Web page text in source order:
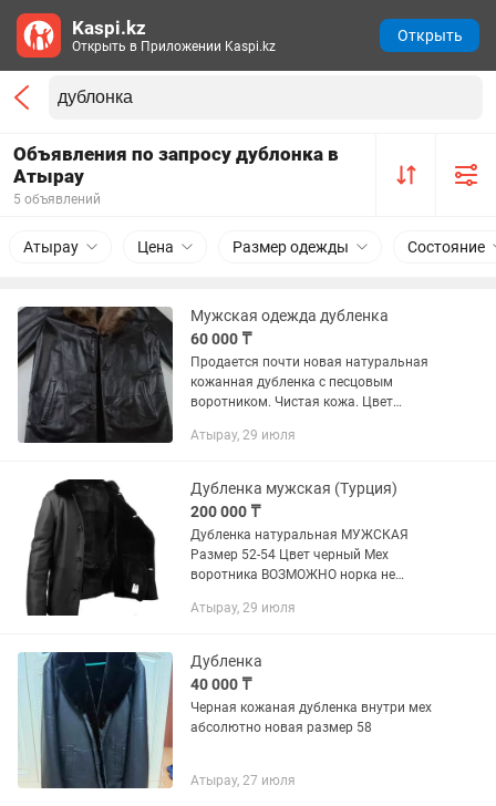
Объявления по запросу дублонка в
Атырау
5 объявлений
Атырау Цена Размер одежды Состояние
Мужская одежда дубленка
60 000 ₸
Продается почти новая натуральная
кожанная дубленка с песцовым
воротником. Чистая кожа. Цвет
В идеальном состоянии. Торг уместен
Атырау, 29 июля
Дубленка мужская (Турция)
200 000 ₸
Дубленка натуральная МУЖСКАЯ
Размер 52-54 Цвет черный Мех
воротника ВОЗМОЖНО норка не
Атырау, 29 июля
Дубленка
40 000 ₸
Черная кожаная дубленка внутри мех
абсолютно новая размер 58
Атырау, 27 июля
Kaspi.kz
Открыть в Приложении Kaspi.kz
Открыть